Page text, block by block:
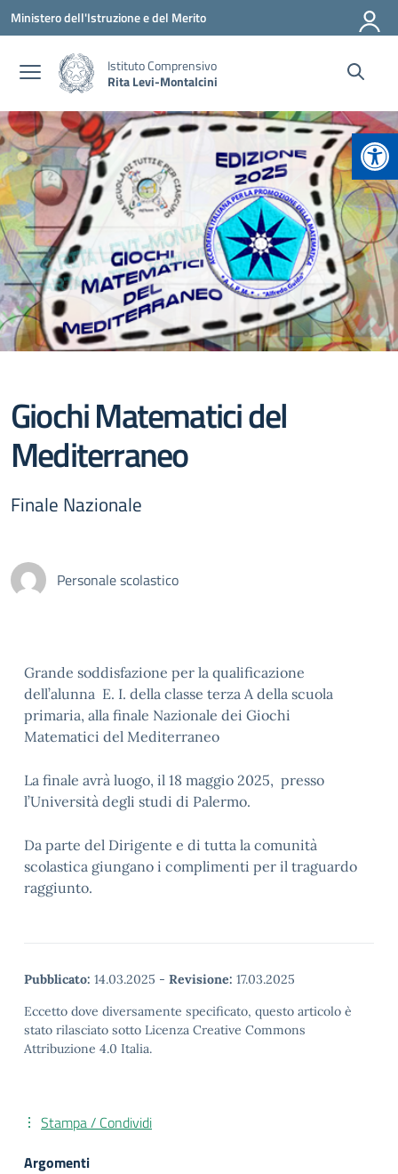
Vai ai contenuti
Vai al menu di navigazione
Vai al footer
Ministero dell'Istruzione e del Merito
Istituto Comprensivo
Rita Levi-Montalcini
Giochi Matematici del
Mediterraneo
Finale Nazionale
Personale scolastico
Grande soddisfazione per la qualificazione
dell’alunna E. I. della classe terza A della scuola
primaria, alla finale Nazionale dei Giochi
Matematici del Mediterraneo
La finale avrà luogo, il 18 maggio 2025, presso
l’Università degli studi di Palermo.
Da parte del Dirigente e di tutta la comunità
scolastica giungano i complimenti per il traguardo
raggiunto.
Pubblicato: 14.03.2025 - Revisione: 17.03.2025
Eccetto dove diversamente specificato, questo articolo è
stato rilasciato sotto Licenza Creative Commons
Attribuzione 4.0 Italia.
Stampa / Condividi
Argomenti